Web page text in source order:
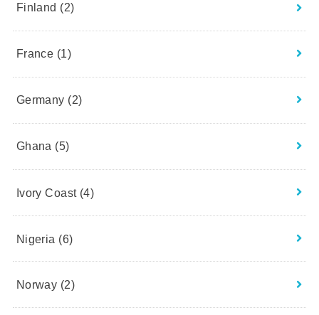
Finland (2)
France (1)
Germany (2)
Ghana (5)
Ivory Coast (4)
Nigeria (6)
Norway (2)